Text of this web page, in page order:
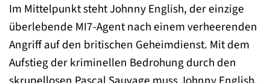
Im Mittelpunkt steht Johnny English, der einzige
überlebende MI7-Agent nach einem verheerenden
Angriff auf den britischen Geheimdienst. Mit dem
Aufstieg der kriminellen Bedrohung durch den